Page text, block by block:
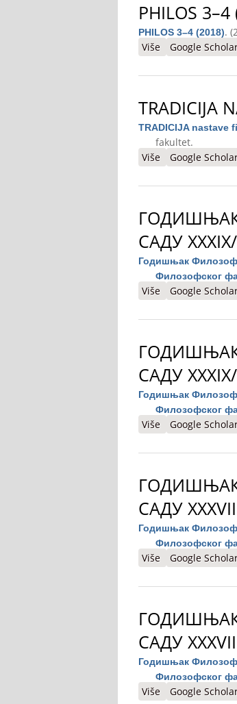
PHILOS 3–4
PHILOS 3–4 (2018).
Više o PHILOS 3–4
Google
TRADICIJA
TRADICIJA nastave
fakultet.
Više o TRADICIJA
Google
САДУ
Годишњак
Филозофског
Više o Годишњак
Google
САДУ
Годишњак
Филозофског
Više o Годишњак
Google
САДУ
Годишњак
Филозофског
Više o Годишњак
Google
САДУ
Годишњак
Филозофског
Više o Годишњак
Google